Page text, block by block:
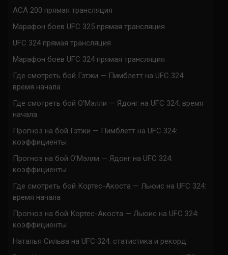
ACA 200 прямая трансляция
Марафон боев UFC 325 прямая трансляция
UFC 324 прямая трансляция
Марафон боев UFC 324 прямая трансляция
Где смотреть бой Гэтжи — Пимблетт на UFC 324:
время начала
Где смотреть бой О’Мэлли — Ядонг на UFC 324: время
начала
Прогноз на бой Гэтжи — Пимблетт на UFC 324:
коэффициенты
Прогноз на бой О’Мэлли — Ядонг на UFC 324:
коэффициенты
Где смотреть бой Кортес-Акоста — Льюис на UFC 324:
время начала
Прогноз на бой Кортес-Акоста — Льюис на UFC 324:
коэффициенты
Наталья Сильва на UFC 324: статистика и рекорд